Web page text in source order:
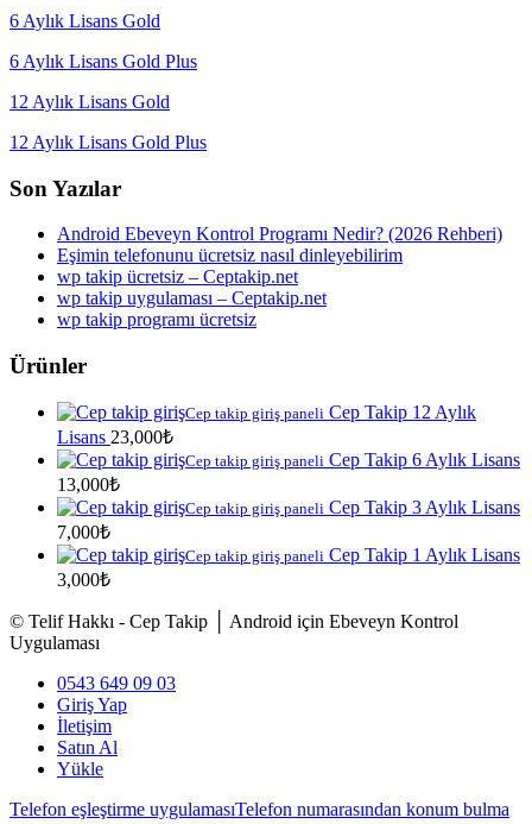
6 Aylık Lisans Gold
6 Aylık Lisans Gold Plus
12 Aylık Lisans Gold
12 Aylık Lisans Gold Plus
Son Yazılar
Android Ebeveyn Kontrol Programı Nedir? (2026 Rehberi)
Eşimin telefonunu ücretsiz nasıl dinleyebilirim
wp takip ücretsiz – Ceptakip.net
wp takip uygulaması – Ceptakip.net
wp takip programı ücretsiz
Ürünler
Cep takip giriş paneli Cep Takip 12 Aylık
Lisans 23,000₺
Cep takip giriş paneli Cep Takip 6 Aylık Lisans
13,000₺
Cep takip giriş paneli Cep Takip 3 Aylık Lisans
7,000₺
Cep takip giriş paneli Cep Takip 1 Aylık Lisans
3,000₺
© Telif Hakkı - Cep Takip │ Android için Ebeveyn Kontrol
Uygulaması
0543 649 09 03
Giriş Yap
İletişim
Satın Al
Yükle
Telefon eşleştirme uygulamasıTelefon numarasından konum bulma